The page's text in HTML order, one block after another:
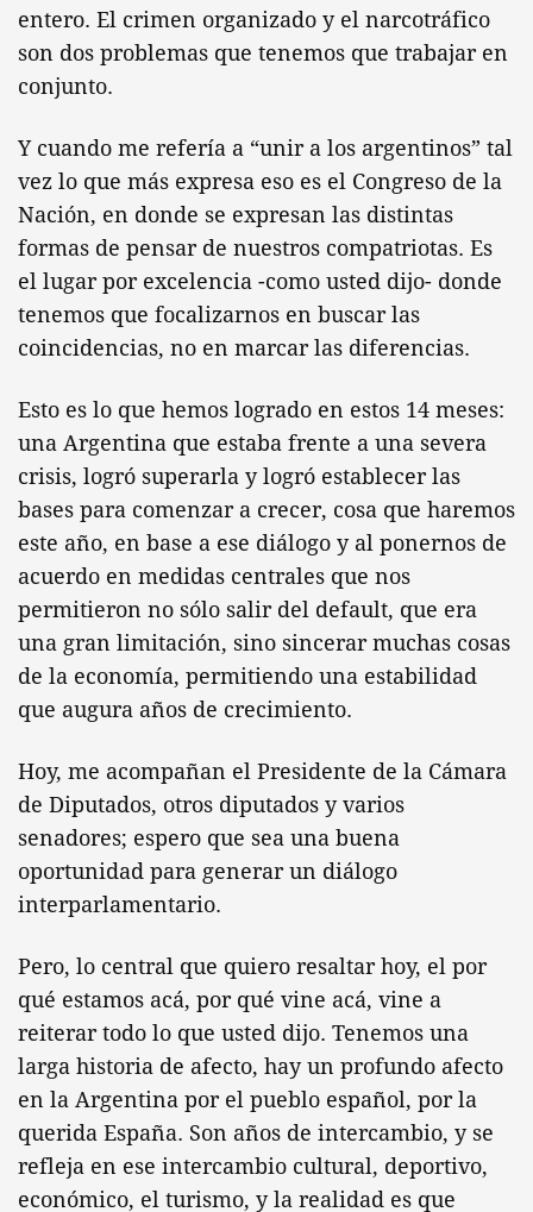
entero. El crimen organizado y el narcotráfico
son dos problemas que tenemos que trabajar en
conjunto.
Y cuando me refería a “unir a los argentinos” tal
vez lo que más expresa eso es el Congreso de la
Nación, en donde se expresan las distintas
formas de pensar de nuestros compatriotas. Es
el lugar por excelencia -como usted dijo- donde
tenemos que focalizarnos en buscar las
coincidencias, no en marcar las diferencias.
Esto es lo que hemos logrado en estos 14 meses:
una Argentina que estaba frente a una severa
crisis, logró superarla y logró establecer las
bases para comenzar a crecer, cosa que haremos
este año, en base a ese diálogo y al ponernos de
acuerdo en medidas centrales que nos
permitieron no sólo salir del default, que era
una gran limitación, sino sincerar muchas cosas
de la economía, permitiendo una estabilidad
que augura años de crecimiento.
Hoy, me acompañan el Presidente de la Cámara
de Diputados, otros diputados y varios
senadores; espero que sea una buena
oportunidad para generar un diálogo
interparlamentario.
Pero, lo central que quiero resaltar hoy, el por
qué estamos acá, por qué vine acá, vine a
reiterar todo lo que usted dijo. Tenemos una
larga historia de afecto, hay un profundo afecto
en la Argentina por el pueblo español, por la
querida España. Son años de intercambio, y se
refleja en ese intercambio cultural, deportivo,
económico, el turismo, y la realidad es que